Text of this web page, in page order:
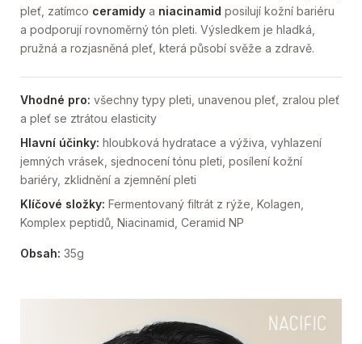
pleť, zatímco ceramidy a niacinamid posilují kožní bariéru
a podporují rovnoměrný tón pleti. Výsledkem je hladká,
pružná a rozjasněná pleť, která působí svěže a zdravě.
Vhodné pro: všechny typy pleti, unavenou pleť, zralou pleť
a pleť se ztrátou elasticity
Hlavní účinky: hloubková hydratace a výživa, vyhlazení
jemných vrásek, sjednocení tónu pleti, posílení kožní
bariéry, zklidnění a zjemnění pleti
Klíčové složky: Fermentovaný filtrát z rýže, Kolagen,
Komplex peptidů, Niacinamid, Ceramid NP
Obsah: 35g